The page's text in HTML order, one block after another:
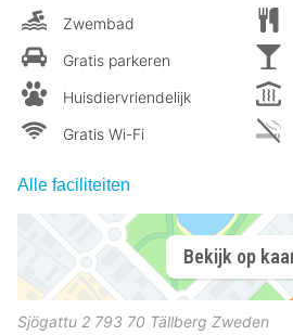
Zwembad
Gratis parkeren
Huisdiervriendelijk
Gratis Wi-Fi
Alle faciliteiten
Bekijk op
Sjögattu 2 793 70 Tällberg Zweden